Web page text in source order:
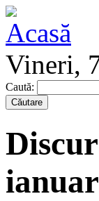
Vineri,
Caută: